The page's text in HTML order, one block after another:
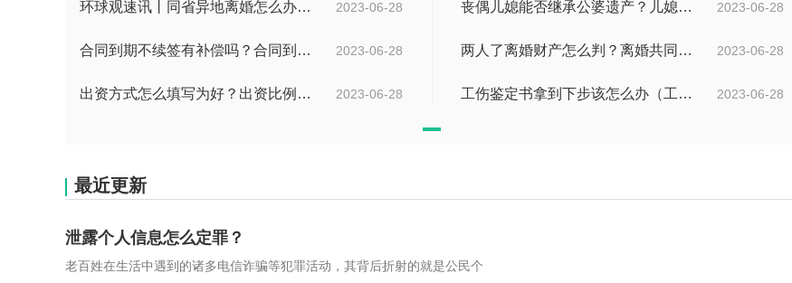
2023-06-28
环球观速讯丨同省异地离婚怎么办理？夫妻异地离婚须准备哪些资料？ 2023-06-28
丧偶儿媳能否继承公婆遗产？儿媳有没有赡养老人的义务？
2023-06-28
合同到期不续签有补偿吗？合同到期未提前30天通知怎么赔偿？ 当前速看 2023-06-28
两人了离婚财产怎么判？离婚共同财产有哪些？_焦点快报
2023-06-28
出资方式怎么填写为好？出资比例怎么填写？ 2023-06-28
工伤鉴定书拿到下步该怎么办（工伤鉴定后要是对伤残等级结论不服怎么办）
最近更新
泄露个人信息怎么定罪？
老百姓在生活中遇到的诸多电信诈骗等犯罪活动，其背后折射的就是公民个